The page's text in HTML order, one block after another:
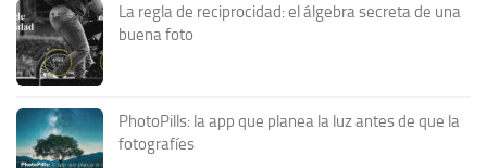
La regla de reciprocidad: el álgebra secreta de una
buena foto
PhotoPills: la app que planea la luz antes de que la
fotografíes